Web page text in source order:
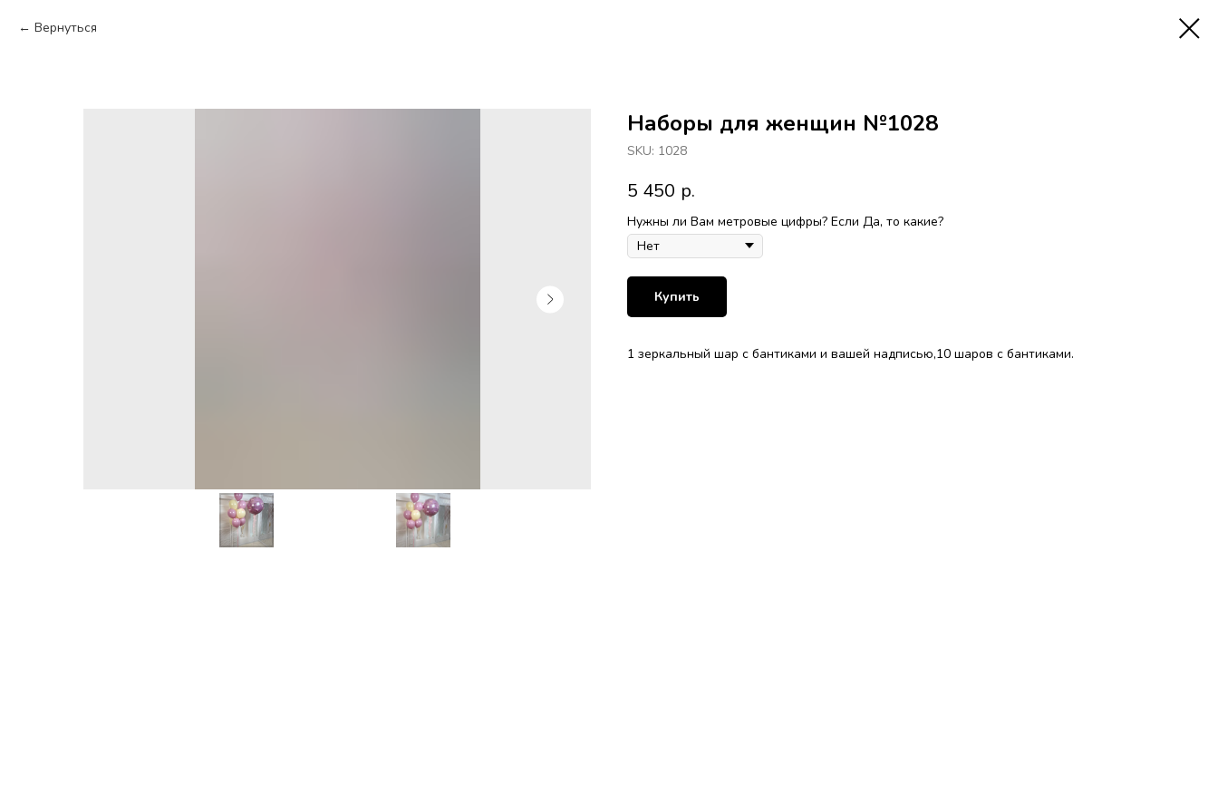
Вернуться
Наборы для женщин №1028
SKU: 1028
5 450 р.
Нужны ли Вам метровые цифры? Если Да, то какие?
Купить
1 зеркальный шар с бантиками и вашей надписью,10 шаров с бантиками.